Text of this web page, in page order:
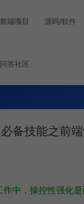
前端项目 源码/软件
问答社区
备技能之前
中，操控性强化